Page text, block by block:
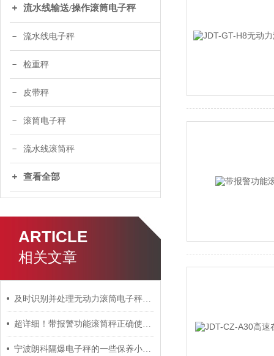
流水线输送/操作滚筒电子秤
流水线电子秤
检重秤
皮带秤
滚筒电子秤
流水线滚筒秤
查看全部
ARTICLE
相关文章
及时识别并处理无动力滚筒电子秤故障问题有助于维持称重精度
超详细！带报警功能滚筒秤正确使用方法大公开
宁波朗科隔爆电子秤的一些保养小知识